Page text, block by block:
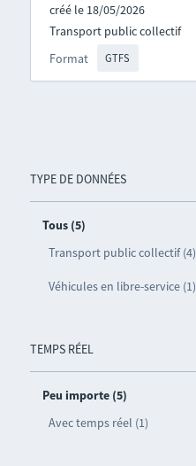
TYPE DE DONNÉES
Tous (5)
Transport public collectif (4)
Véhicules en libre-service (1)
TEMPS RÉEL
Peu importe (5)
Avec temps réel (1)
créé le 18/05/2026
Format GTFS
Transport public collectif